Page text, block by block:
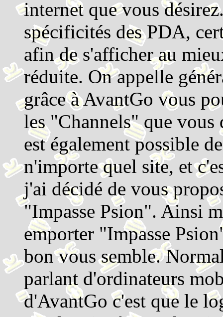
internet que vous
spécificités des PDA,
afin de s'afficher au
réduite. On appelle
grâce à AvantGo vous
les "Channels" que
est également possible
n'importe quel site, et
j'ai décidé de vous
"Impasse Psion". Ainsi
emporter "Impasse
bon vous semble.
parlant d'ordinateurs
d'AvantGo c'est que le